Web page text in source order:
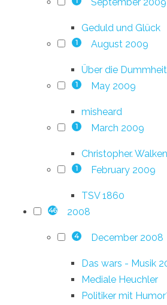
Geduld und Glück
1 August 2009
Über die
1 May 2009
misheard
1 March 2009
Christopher.
1 February 2009
TSV 1860
46 2008
4 December 2008
Das wars - Musik
Mediale Heuchler
Politiker mit